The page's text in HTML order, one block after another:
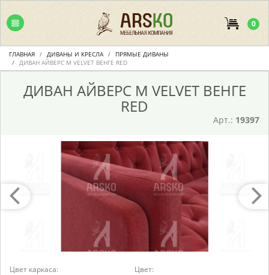
0
ГЛАВНАЯ ДИВАНЫ И КРЕСЛА
ПРЯМЫЕ ДИВАНЫ
ДИВАН АЙВЕРС М VELVET ВЕНГЕ RED
ДИВАН АЙВЕРС М VELVET ВЕНГЕ
RED
Арт.: 19397
Цвет каркаса: Цвет: